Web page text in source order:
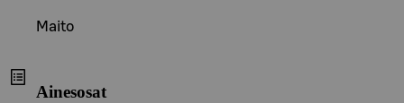
Maito
Ainesosat